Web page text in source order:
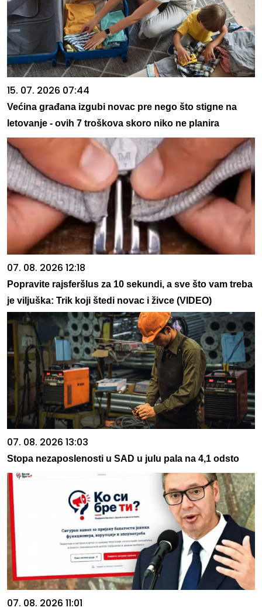
15. 07. 2026 07:44
Većina građana izgubi novac pre nego što stigne na
letovanje - ovih 7 troškova skoro niko ne planira
07. 08. 2026 12:18
Popravite rajsferšlus za 10 sekundi, a sve što vam treba
je viljuška: Trik koji štedi novac i živce (VIDEO)
07. 08. 2026 13:03
Stopa nezaposlenosti u SAD u julu pala na 4,1 odsto
07. 08. 2026 11:01